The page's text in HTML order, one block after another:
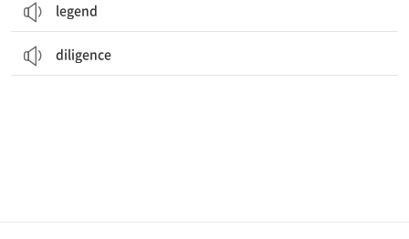
legend
diligence